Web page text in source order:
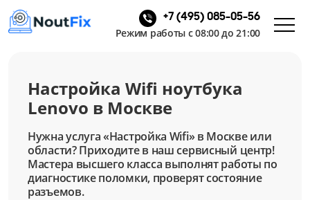
+7 (495) 085-05-56
Режим работы с 08:00 до 21:00
Настройка Wifi ноутбука
Lenovo в Москве
Нужна услуга «Настройка Wifi» в Москве или
области? Приходите в наш сервисный центр!
Мастера высшего класса выполнят работы по
диагностике поломки, проверят состояние
разъемов.